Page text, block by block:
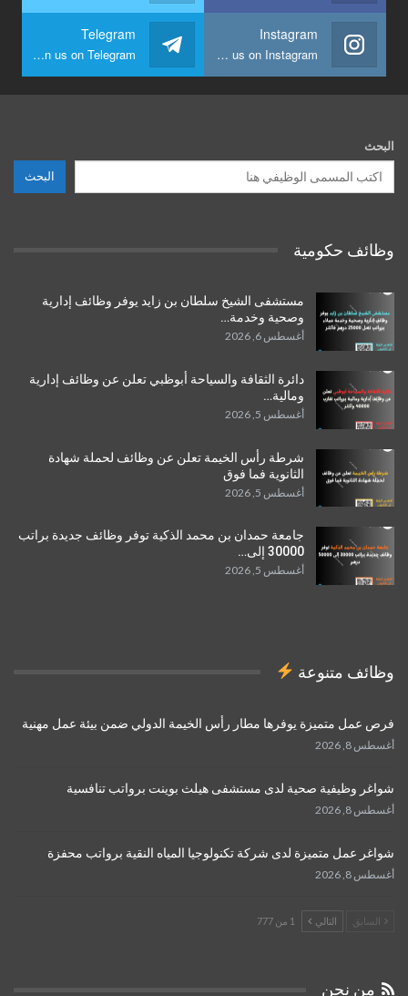
Instagram
Join us on Instagram
Telegram
Join us on Telegram
البحث
البحث
وظائف حكومية
مستشفى الشيخ سلطان بن زايد يوفر وظائف إدارية
وصحية وخدمة…
أغسطس 6, 2026
دائرة الثقافة والسياحة أبوظبي تعلن عن وظائف إدارية
ومالية…
أغسطس 5, 2026
شرطة رأس الخيمة تعلن عن وظائف لحملة شهادة
الثانوية فما فوق
أغسطس 5, 2026
جامعة حمدان بن محمد الذكية توفر وظائف جديدة براتب
30000 إلى…
أغسطس 5, 2026
وظائف متنوعة
فرص عمل متميزة يوفرها مطار رأس الخيمة الدولي ضمن بيئة عمل مهنية
أغسطس 8, 2026
شواغر وظيفية صحية لدى مستشفى هيلث بوينت برواتب تنافسية
أغسطس 8, 2026
شواغر عمل متميزة لدى شركة تكنولوجيا المياه النقية برواتب محفزة
أغسطس 8, 2026
السابق التالي 1 من 777
من نحن